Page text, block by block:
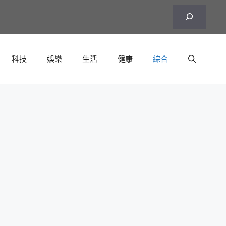
科技 娛樂 生活 健康 綜合